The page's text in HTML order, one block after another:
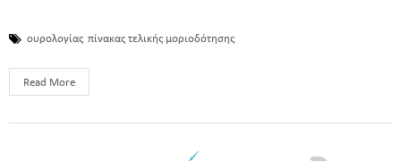
ουρολογίας πίνακας τελικής μοριοδότησης
Read More